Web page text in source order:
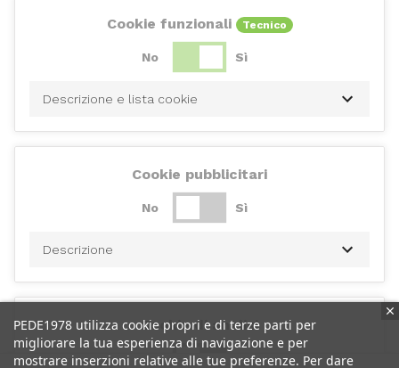
PEDE1978 utilizza cookie propri e di terze parti per
migliorare la tua esperienza di navigazione e per
mostrare inserzioni relative alle tue preferenze. Per dare
Cookie funzionali Tecnico
No Sì
Descrizione e lista cookie
Cookie pubblicitari
No Sì
Descrizione
Cookie di analisi
No Sì